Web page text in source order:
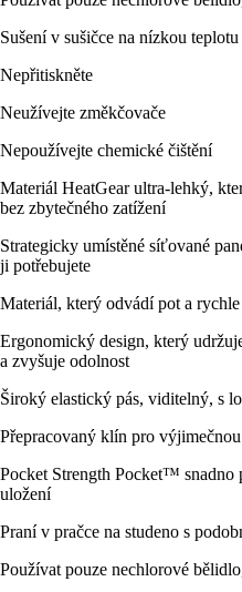
Sušení v sušičce na nízkou teplotu
Nepřitiskněte
Neužívejte změkčovače
Nepoužívejte chemické čištění
Materiál HeatGear ultra-lehký,
bez zbytečného zatížení
Strategicky umístěné síťované
ji potřebujete
Materiál, který odvádí pot a rychle
Ergonomický design, který
a zvyšuje odolnost
Široký elastický pás, viditelný, s
Přepracovaný klín pro
Pocket Strength Pocket™ snadno
uložení
Praní v pračce na studeno s
Používat pouze nechlorové